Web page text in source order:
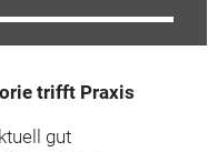
trifft Praxis
gut